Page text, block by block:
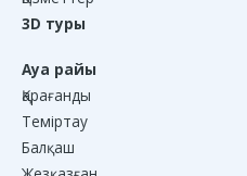
3D туры
Ауа райы
Қарағанды
Теміртау
Балқаш